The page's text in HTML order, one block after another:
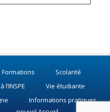
Formations
Scolarité
l’INSPE
Vie étudiante
Informations pratiques